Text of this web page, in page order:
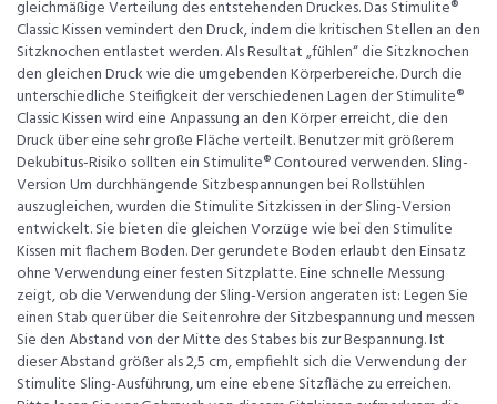
gleichmäßige Verteilung des entstehenden Druckes. Das Stimulite®
Classic Kissen vemindert den Druck, indem die kritischen Stellen an den
Sitzknochen entlastet werden. Als Resultat „fühlen“ die Sitzknochen
den gleichen Druck wie die umgebenden Körperbereiche. Durch die
unterschiedliche Steifigkeit der verschiedenen Lagen der Stimulite®
Classic Kissen wird eine Anpassung an den Körper erreicht, die den
Druck über eine sehr große Fläche verteilt. Benutzer mit größerem
Dekubitus-Risiko sollten ein Stimulite® Contoured verwenden. Sling-
Version Um durchhängende Sitzbespannungen bei Rollstühlen
auszugleichen, wurden die Stimulite Sitzkissen in der Sling-Version
entwickelt. Sie bieten die gleichen Vorzüge wie bei den Stimulite
Kissen mit flachem Boden. Der gerundete Boden erlaubt den Einsatz
ohne Verwendung einer festen Sitzplatte. Eine schnelle Messung
zeigt, ob die Verwendung der Sling-Version angeraten ist: Legen Sie
einen Stab quer über die Seitenrohre der Sitzbespannung und messen
Sie den Abstand von der Mitte des Stabes bis zur Bespannung. Ist
dieser Abstand größer als 2,5 cm, empfiehlt sich die Verwendung der
Stimulite Sling-Ausführung, um eine ebene Sitzfläche zu erreichen.